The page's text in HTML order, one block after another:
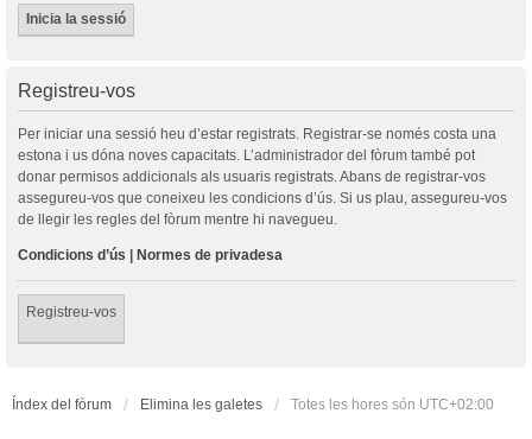
Registreu-vos
Per iniciar una sessió heu d’estar registrats. Registrar-se només costa una
estona i us dóna noves capacitats. L’administrador del fòrum també pot
donar permisos addicionals als usuaris registrats. Abans de registrar-vos
assegureu-vos que coneixeu les condicions d’ús. Si us plau, assegureu-vos
de llegir les regles del fòrum mentre hi navegueu.
Condicions d’ús | Normes de privadesa
Registreu-vos
Índex del fòrum Elimina les galetes Totes les hores són UTC+02:00